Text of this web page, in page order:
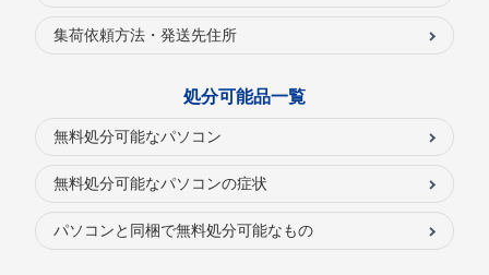
集荷依頼方法・発送先住所
処分可能品一覧
無料処分可能なパソコン
無料処分可能なパソコンの症状
パソコンと同梱で無料処分可能なもの